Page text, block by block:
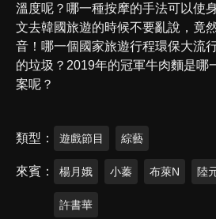
溫度呢？哪一種按摩的手法可以使
文去韓國旅遊的時候不要亂說，竟
音！哪一個國家旅遊行程環保大流
的垃圾？2019年的冠軍牛肉麵是哪
案呢？
類型 遊戲節目 綜藝
來賓 楊月娥‪ 小蓁 布萊N 陸
許書華